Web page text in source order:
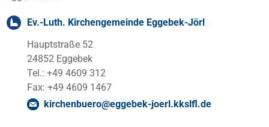
Ev.-Luth. Kirchengemeinde Eggebek-Jörl
Hauptstraße 52
24852 Eggebek
Tel.: +49 4609 312
Fax: +49 4609 1467
kirchenbuero@eggebek-joerl.kkslfl.de